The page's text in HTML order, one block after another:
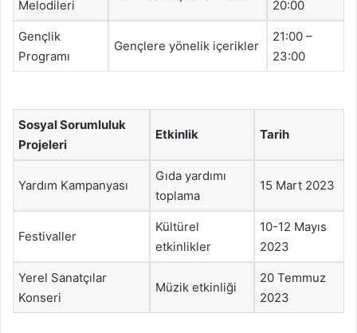
Melodileri
20:00
Gençlik
Programı
Gençlere yönelik içerikler
21:00 –
23:00
Sosyal Sorumluluk
Projeleri
Etkinlik Tarih
Yardım Kampanyası
Gıda yardımı
toplama
15 Mart 2023
Festivaller
Kültürel
etkinlikler
10-12 Mayıs
2023
Yerel Sanatçılar
Konseri
Müzik etkinliği
20 Temmuz
2023